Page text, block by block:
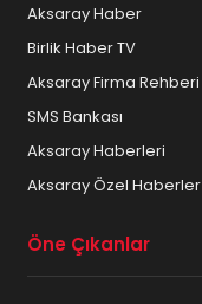
Aksaray Haber
Birlik Haber TV
Aksaray Firma Rehberi
SMS Bankası
Aksaray Haberleri
Aksaray Özel Haberler
Öne Çıkanlar